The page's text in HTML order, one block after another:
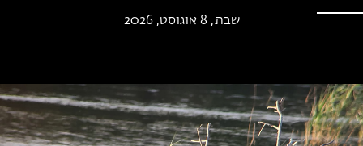
שבת, 8 אוגוסט, 2026